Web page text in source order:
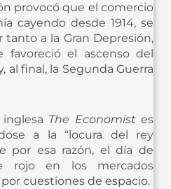
provocó que el comercio
cayendo desde 1914, se
a la Gran Depresión,
el ascenso del
al final, la Segunda Guerra
The Economist es
a la “locura del rey
por esa razón, el día de
rojo en los mercados
cuestiones de espacio.